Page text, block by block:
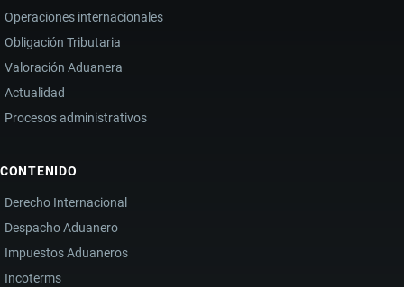
Operaciones internacionales
Obligación Tributaria
Valoración Aduanera
Actualidad
Procesos administrativos
CONTENIDO
Derecho Internacional
Despacho Aduanero
Impuestos Aduaneros
Incoterms